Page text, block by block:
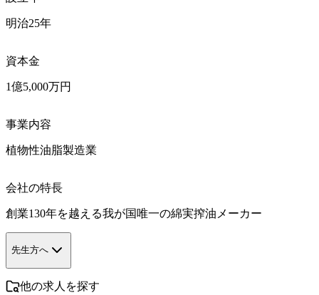
明治25年
資本金
1億5,000万円
事業内容
植物性油脂製造業
会社の特長
創業130年を越える我が国唯一の綿実搾油メーカー
先生方へ
他の求人を探す